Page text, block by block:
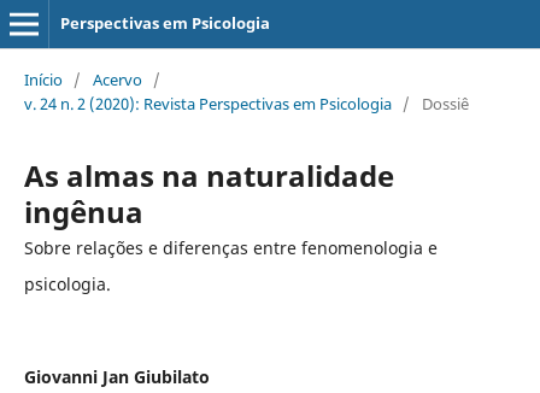
Perspectivas em Psicologia
Início / Acervo /
v. 24 n. 2 (2020): Revista Perspectivas em Psicologia / Dossiê
As almas na naturalidade
ingênua
Sobre relações e diferenças entre fenomenologia e
psicologia.
Giovanni Jan Giubilato